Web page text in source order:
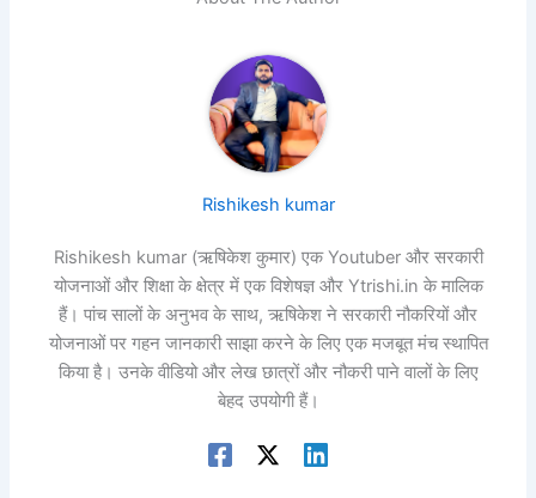
Rishikesh kumar
Rishikesh kumar (ऋषिकेश कुमार) एक Youtuber और सरकारी
योजनाओं और शिक्षा के क्षेत्र में एक विशेषज्ञ और Ytrishi.in के मालिक
हैं। पांच सालों के अनुभव के साथ, ऋषिकेश ने सरकारी नौकरियों और
योजनाओं पर गहन जानकारी साझा करने के लिए एक मजबूत मंच स्थापित
किया है। उनके वीडियो और लेख छात्रों और नौकरी पाने वालों के लिए
बेहद उपयोगी हैं।